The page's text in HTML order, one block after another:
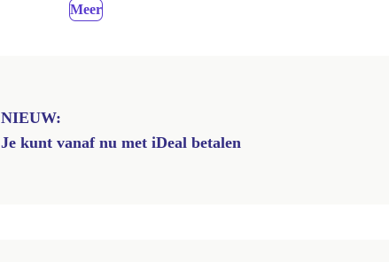
Meer
NIEUW:
Je kunt vanaf nu met iDeal betalen